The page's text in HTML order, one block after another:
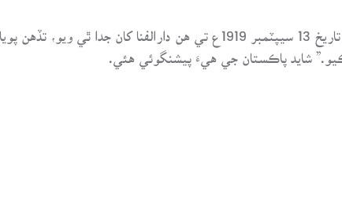
بلبل مرحوم پنهنجي دوست حسن علي خان آفندي واري مرض “ٻلي” ۾ مبتلا ٿي تاريخ 13 سيپٽمبر 1919ع تي هن
شايد پاڪستان جي هيءَ پيشنگوئي هئي.